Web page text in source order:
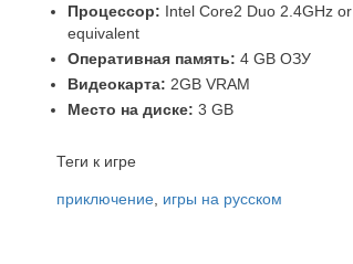
Процессор: Intel Core2 Duo 2.4GHz or
equivalent
Оперативная память: 4 GB ОЗУ
Видеокарта: 2GB VRAM
Место на диске: 3 GB
Теги к игре
приключение, игры на русском